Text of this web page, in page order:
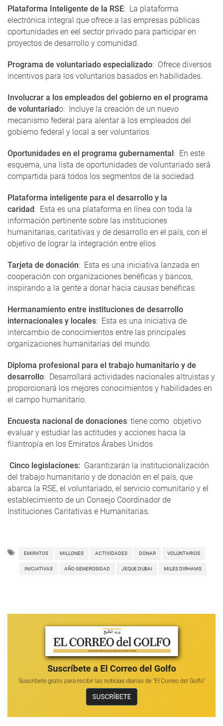
Plataforma Inteligente de la RSE: La plataforma
electrónica integral que ofrece a las empresas públicas
oportunidades en eel sector privado para participar en
proyectos de desarrollo y comunidad.
Programa de voluntariado especializado: Ofrece diversos
incentivos para los voluntarios basados ​​en habilidades.
Involucrar a los empleados del gobierno en el programa
de voluntariado: Incluye la creación de un nuevo
mecanismo federal para alentar a los empleados del
gobierno federal y local a ser voluntarios
Oportunidades en el programa gubernamental : En este
esquema, una lista de oportunidades de voluntariado será
compartida para todos los segmentos de la sociedad.
Plataforma inteligente para el desarrollo y la
caridad: Esta es una plataforma en línea con toda la
información pertinente sobre las instituciones
humanitarias, caritativas y de desarrollo en el país, con el
objetivo de lograr la integración entre ellos
Tarjeta de donación: Esta es una iniciativa lanzada en
cooperación con organizaciones benéficas y bancos,
inspirando a la gente a donar hacia causas benéficas.
Hermanamiento entre instituciones de desarrollo
internacionales y locales: Esta es una iniciativa de
intercambio de conocimientos entre las principales
organizaciones humanitarias del mundo.
Diploma profesional para el trabajo humanitario y de
desarrollo: Desarrollará actividades nacionales altruistas y
proporcionará los mejores conocimientos y habilidades en
el campo humanitario.
Encuesta nacional de donaciones: tiene como objetivo
evaluar y estudiar las actitudes y acciones hacia la
filantropía en los Emiratos Árabes Unidos
Cinco legislaciones: Garantizarán la institucionalización
del trabajo humanitario y de donación en el país, que
abarca la RSE, el voluntariado, el servicio comunitario y el
establecimiento de un Consejo Coordinador de
Instituciones Caritativas e Humanitarias.
EMIRATOS MILLONES ACTIVIDADES DONAR VOLUNTARIOS
INICIATIVAS AÑO GENEROSIDAD JEQUE DUBAI MILES DIRHAMS